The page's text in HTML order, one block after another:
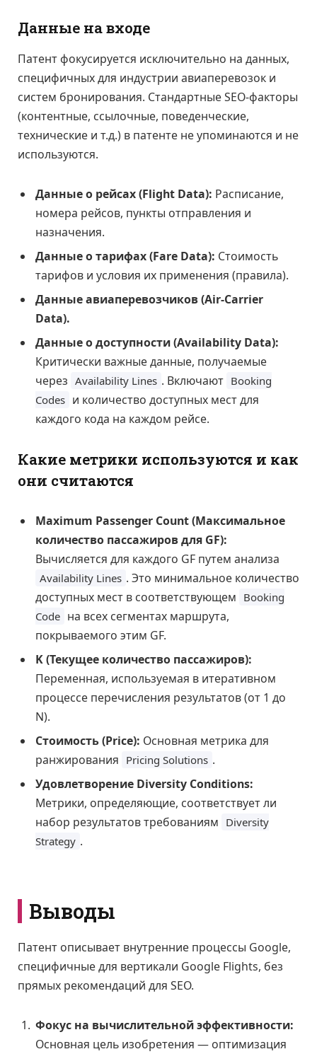
Данные на входе
Патент фокусируется исключительно на данных,
специфичных для индустрии авиаперевозок и
систем бронирования. Стандартные SEO-факторы
(контентные, ссылочные, поведенческие,
технические и т.д.) в патенте не упоминаются и не
используются.
Данные о рейсах (Flight Data): Расписание,
номера рейсов, пункты отправления и
назначения.
Данные о тарифах (Fare Data): Стоимость
тарифов и условия их применения (правила).
Данные авиаперевозчиков (Air-Carrier
Data).
Данные о доступности (Availability Data):
Критически важные данные, получаемые
через Availability Lines . Включают Booking
Codes и количество доступных мест для
каждого кода на каждом рейсе.
Какие метрики используются и как
они считаются
Maximum Passenger Count (Максимальное
количество пассажиров для GF):
Вычисляется для каждого GF путем анализа
Availability Lines . Это минимальное количество
доступных мест в соответствующем Booking
Code на всех сегментах маршрута,
покрываемого этим GF.
K (Текущее количество пассажиров):
Переменная, используемая в итеративном
процессе перечисления результатов (от 1 до
N).
Стоимость (Price): Основная метрика для
ранжирования Pricing Solutions .
Удовлетворение Diversity Conditions:
Метрики, определяющие, соответствует ли
набор результатов требованиям Diversity
Strategy .
Выводы
Патент описывает внутренние процессы Google,
специфичные для вертикали Google Flights, без
прямых рекомендаций для SEO.
Фокус на вычислительной эффективности:
Основная цель изобретения — оптимизация